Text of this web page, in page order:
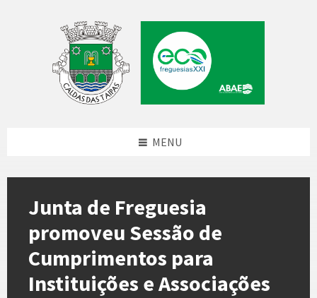
MENU
Junta de Freguesia
promoveu Sessão de
Cumprimentos para
Instituições e Associações